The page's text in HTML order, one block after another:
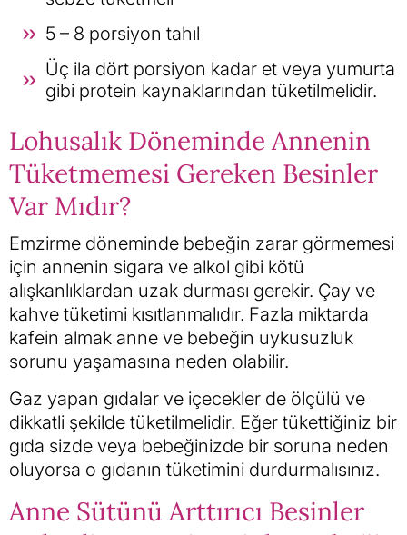
5 – 8 porsiyon tahıl
Üç ila dört porsiyon kadar et veya yumurta
gibi protein kaynaklarından tüketilmelidir.
Lohusalık Döneminde Annenin
Tüketmemesi Gereken Besinler
Var Mıdır?
Emzirme döneminde bebeğin zarar görmemesi
için annenin sigara ve alkol gibi kötü
alışkanlıklardan uzak durması gerekir. Çay ve
kahve tüketimi kısıtlanmalıdır. Fazla miktarda
kafein almak anne ve bebeğin uykusuzluk
sorunu yaşamasına neden olabilir.
Gaz yapan gıdalar ve içecekler de ölçülü ve
dikkatli şekilde tüketilmelidir. Eğer tükettiğiniz bir
gıda sizde veya bebeğinizde bir soruna neden
oluyorsa o gıdanın tüketimini durdurmalısınız.
Anne Sütünü Arttırıcı Besinler